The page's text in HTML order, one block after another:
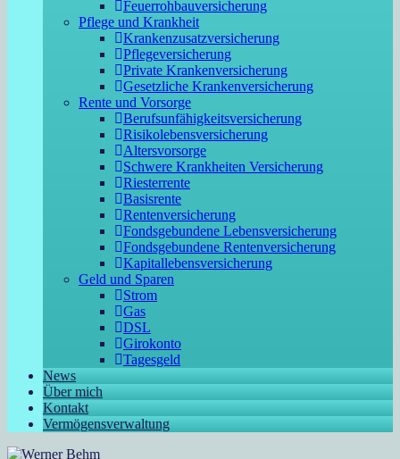
Feuerrohbauversicherung
Pflege und Krankheit
Krankenzusatzversicherung
Pflegeversicherung
Private Krankenversicherung
Gesetzliche Krankenversicherung
Rente und Vorsorge
Berufs­unfähigkeitsversicherung
Risikolebensversicherung
Altersvorsorge
Schwere Krankheiten Versicherung
Riesterrente
Basisrente
Rentenversicherung
Fondsgebundene Lebensversicherung
Fondsgebundene Rentenversicherung
Kapitallebensversicherung
Geld und Sparen
Strom
Gas
DSL
Girokonto
Tagesgeld
News
Über mich
Kontakt
Vermögensverwaltung